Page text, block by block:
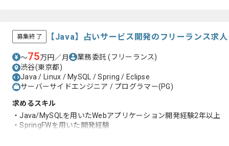
募集終了 【Java】占いサービス開発のフリーランス求
〜75万円／月 業務委託(フリーランス)
渋谷(東京都)
Java / Linux / MySQL / Spring / Eclipse
サーバーサイドエンジニア / プログラマー(PG)
求めるスキル
・Java/MySQLを用いたWebアプリケーション開発経験2年以上
・SpringFWを用いた開発経験